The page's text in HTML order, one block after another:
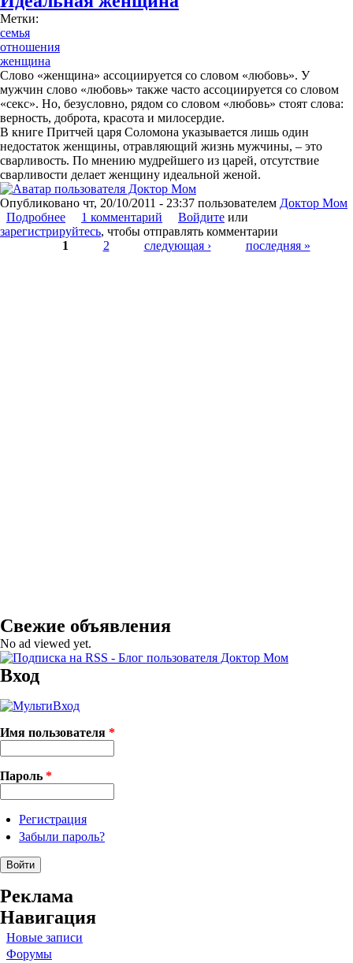
Метки:
семья
отношения
женщина
Слово «женщина» ассоциируется со словом «любовь». У
мужчин слово «любовь» также часто ассоциируется со словом
«секс». Но, безусловно, рядом со словом «любовь» стоят слова:
верность, доброта, красота и милосердие.
В книге Притчей царя Соломона указывается лишь один
недостаток женщины, отравляющий жизнь мужчины, – это
сварливость. По мнению мудрейшего из царей, отсутствие
сварливости делает женщину идеальной женой.
Опубликовано чт, 20/10/2011 - 23:37 пользователем Доктор Мом
Подробнее о Идеальная женщина
1 комментарий Войдите или
зарегистрируйтесь, чтобы отправлять комментарии
Страницы
1 2 следующая › последняя »
Свежие объявления
No ad viewed yet.
Вход
Имя пользователя *
Пароль *
Регистрация
Забыли пароль?
Реклама
Навигация
Новые записи
Форумы